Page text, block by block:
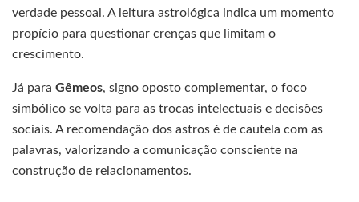
verdade pessoal. A leitura astrológica indica um momento
propício para questionar crenças que limitam o
crescimento.
Já para Gêmeos, signo oposto complementar, o foco
simbólico se volta para as trocas intelectuais e decisões
sociais. A recomendação dos astros é de cautela com as
palavras, valorizando a comunicação consciente na
construção de relacionamentos.